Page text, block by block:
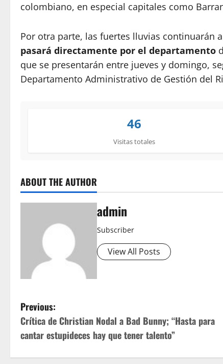
colombiano, en especial capitales como
Por otra parte, las fuertes lluvias continuarán
pasará directamente por el departamento
que se presentarán entre jueves y domingo,
Departamento Administrativo de Gestión del
46
Visitas totales
ABOUT THE AUTHOR
admin
Subscriber
View All Posts
P
o
s
Previous:
Crítica de Christian Nodal a Bad Bunny; “Hasta para
cantar estupideces hay que tener talento”